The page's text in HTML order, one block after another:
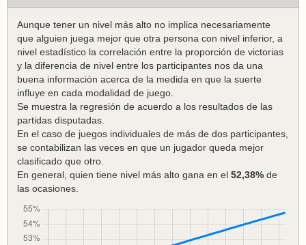
Aunque tener un nivel más alto no implica necesariamente
que alguien juega mejor que otra persona con nivel inferior, a
nivel estadístico la correlación entre la proporción de victorias
y la diferencia de nivel entre los participantes nos da una
buena información acerca de la medida en que la suerte
influye en cada modalidad de juego.
Se muestra la regresión de acuerdo a los resultados de las
partidas disputadas.
En el caso de juegos individuales de más de dos participantes,
se contabilizan las veces en que un jugador queda mejor
clasificado que otro.
En general, quien tiene nivel más alto gana en el 52,38% de
las ocasiones.